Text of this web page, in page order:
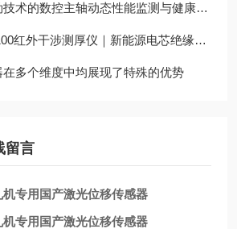
的数控主轴动态性能监测与健康诊断系统
涉测厚仪｜新能源电芯绝缘涂层精准测厚应用案例
多个维度中均展现了特殊的优势
留言
专用国产激光位移传感器
专用国产激光位移传感器